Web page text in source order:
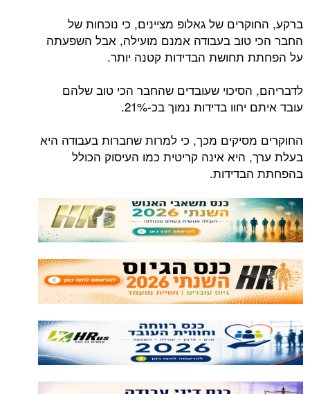
ברקע, החוקרים של גאלופ מציינים, כי נוכחות של
החבר הכי טוב בעבודה אמנם מועילה, אבל השפעתה
על הפחתת תחושת הבדידות קטנה יותר.
לדבריהם, הסיכוי שעובדים שהחבר הכי טוב שלהם
עובד איתם ​יחוו בדידות נמוך בכ-21%.
החוקרים מסיקים מכך, כי למרות שחברות בעבודה היא
בעלת ערך, היא אינה קריטית כמו העיסוק הכולל
בהפחתת הבדידות.